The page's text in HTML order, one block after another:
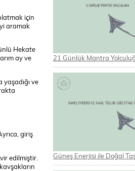
için
aramak
Hekate
ay ve
ve
giriş
edilmiştir.
21 Günlük Mantra
Güneş Enerjisi ile Doğal